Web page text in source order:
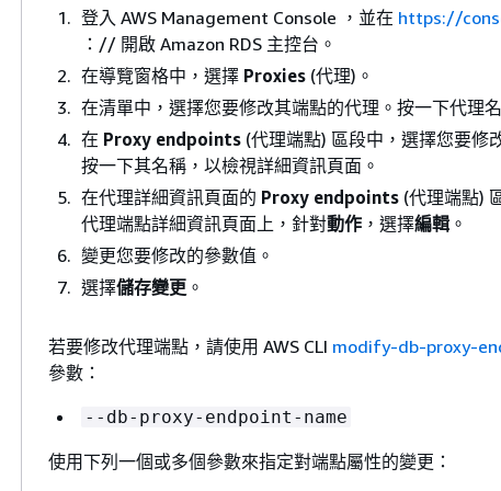
登入 AWS Management Console ，並在 https://
：// 開啟 Amazon RDS 主控台。
在導覽窗格中，選擇 Proxies (代理)。
在清單中，選擇您要修改其端點的代理。按一下代理
在 Proxy endpoints (代理端點) 區段中，選擇您要修
按一下其名稱，以檢視詳細資訊頁面。
在代理詳細資訊頁面的 Proxy endpoints (代理端點)
代理端點詳細資訊頁面上，針對動作 ，選擇編輯 。
變更您要修改的參數值。
選擇儲存變更 。
若要修改代理端點，請使用 AWS CLI modify-db-proxy-
參數：
--db-proxy-endpoint-name
使用下列一個或多個參數來指定對端點屬性的變更：